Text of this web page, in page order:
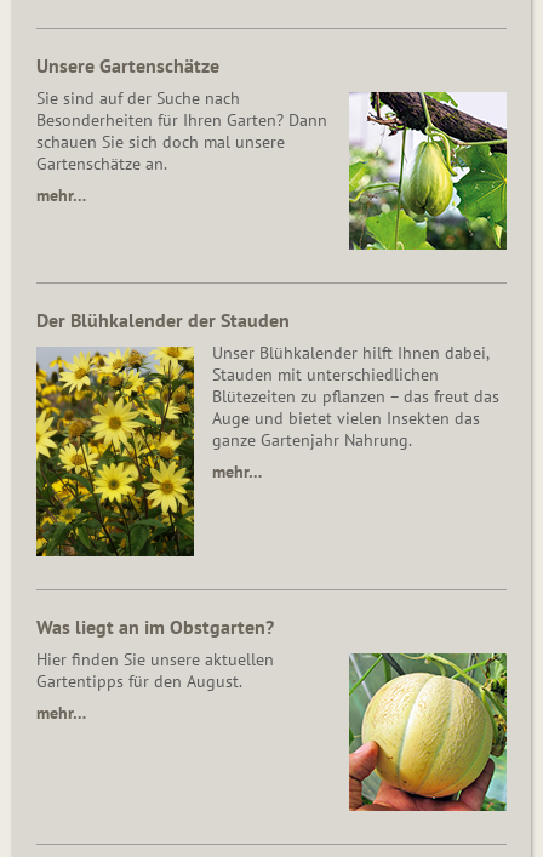
Unsere Gartenschätze
Sie sind auf der Suche nach
Besonderheiten für Ihren Garten? Dann
schauen Sie sich doch mal unsere
Gartenschätze an.
mehr…
Der Blühkalender der Stauden
Unser Blühkalender hilft Ihnen dabei,
Stauden mit unterschiedlichen
Blütezeiten zu pflanzen – das freut das
Auge und bietet vielen Insekten das
ganze Gartenjahr Nahrung.
mehr…
Was liegt an im Obstgarten?
Hier finden Sie unsere aktuellen
Gartentipps für den August.
mehr…